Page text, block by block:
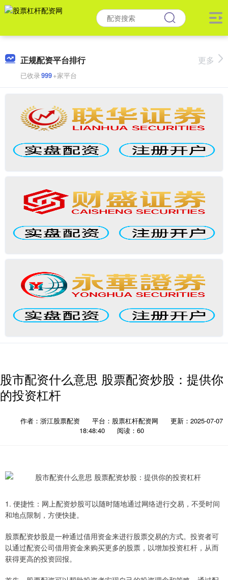
正规配资平台排行
已收录999+家平台
更多
股市配资什么意思 股票配资炒股：提供你
的投资杠杆
作者：浙江股票配资 平台：股票杠杆配资网
更新：2025-07-07
18:48:40
阅读：60
1. 便捷性：网上配资炒股可以随时随地通过网络进行交易，不受时间
和地点限制，方便快捷。
股票配资炒股是一种通过借用资金来进行股票交易的方式。投资者可
以通过配资公司借用资金来购买更多的股票，以增加投资杠杆，从而
获得更高的投资回报。